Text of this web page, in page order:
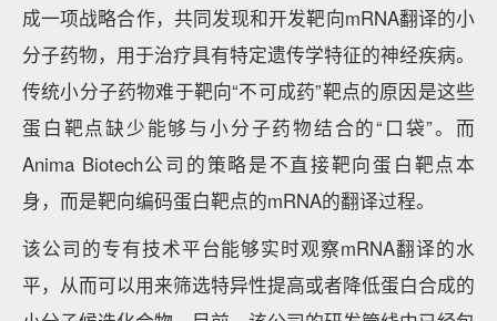
成一项战略合作，共同发现和开发靶向mRNA翻译的小
分子药物，用于治疗具有特定遗传学特征的神经疾病。
传统小分子药物难于靶向“不可成药”靶点的原因是这些
蛋白靶点缺少能够与小分子药物结合的“口袋”。而
Anima Biotech公司的策略是不直接靶向蛋白靶点本
身，而是靶向编码蛋白靶点的mRNA的翻译过程。
该公司的专有技术平台能够实时观察mRNA翻译的水
平，从而可以用来筛选特异性提高或者降低蛋白合成的